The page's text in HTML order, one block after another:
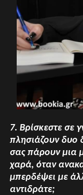
7. Βρίσκεστε σε
πλησιάζουν δυο
σας πάρουν μια
χαρά, όταν
μπερδέψει με
αντιδράτε;